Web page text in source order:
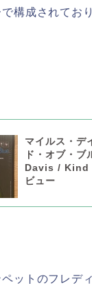
構成されてお
マイルス・デ
ド・オブ・
Davis / Kind
ビュー
ットのフレデ